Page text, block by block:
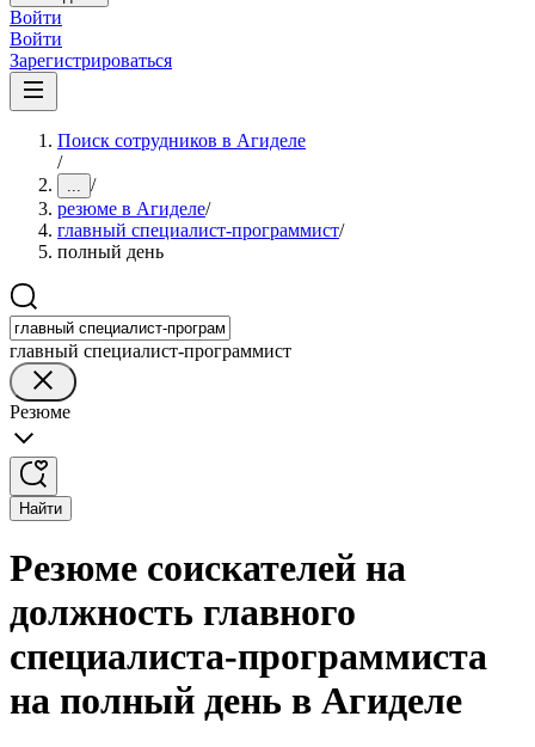
Войти
Войти
Зарегистрироваться
Поиск сотрудников в Агиделе
/
... /
резюме в Агиделе/
главный специалист-программист/
полный день
главный специалист-программист
Резюме
Найти
Резюме соискателей на
должность главного
специалиста-программиста
на полный день в Агиделе